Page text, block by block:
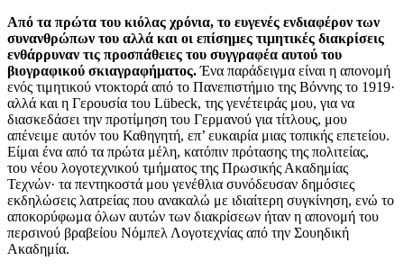
Από τα πρώτα του κιόλας χρόνια, το ευγενές ενδιαφέρον των
συνανθρώπων του αλλά και οι επίσημες τιμητικές διακρίσεις
ενθάρρυναν τις προσπάθειες του συγγραφέα αυτού του
βιογραφικού σκιαγραφήματος.Ένα παράδειγμα είναι η απονομή
ενός τιμητικού ντοκτορά από το Πανεπιστήμιο της Βόννης το 1919·
αλλά και η Γερουσία του Lübeck, της γενέτειράς μου, για να
διασκεδάσει την προτίμηση του Γερμανού για τίτλους, μου
απένειμε αυτόν του Καθηγητή, επ’ ευκαιρία μιας τοπικής επετείου.
Είμαι ένα από τα πρώτα μέλη, κατόπιν πρότασης της πολιτείας,
του νέου λογοτεχνικού τμήματος της Πρωσικής Ακαδημίας
Τεχνών· τα πεντηκοστά μου γενέθλια συνόδευσαν δημόσιες
εκδηλώσεις λατρείας που ανακαλώ με ιδιαίτερη συγκίνηση, ενώ το
αποκορύφωμα όλων αυτών των διακρίσεων ήταν η απονομή του
περσινού βραβείου Νόμπελ Λογοτεχνίας από την Σουηδική
Ακαδημία.